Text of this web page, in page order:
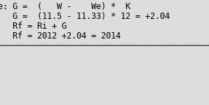
G =  (   W -    We) *
G =  (11.5 - 11.33) * 12 =
Rf = Ri + G
Rf = 2012 +2.04 = 2014